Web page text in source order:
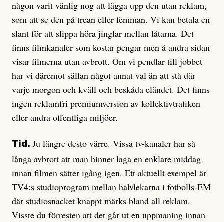
någon varit vänlig nog att lägga upp den utan reklam,
som att se den på trean eller femman. Vi kan betala en
slant för att slippa höra jinglar mellan låtarna. Det
finns filmkanaler som kostar pengar men å andra sidan
visar filmerna utan avbrott. Om vi pendlar till jobbet
har vi däremot sällan något annat val än att stå där
varje morgon och kväll och beskåda eländet. Det finns
ingen reklamfri premiumversion av kollektivtrafiken
eller andra offentliga miljöer.
Tid. Ju längre desto värre. Vissa tv-kanaler har så
långa avbrott att man hinner laga en enklare middag
innan filmen sätter igång igen. Ett aktuellt exempel är
TV4:s studioprogram mellan halvlekarna i fotbolls-EM
där studiosnacket knappt märks bland all reklam.
Visste du förresten att det går ut en uppmaning innan